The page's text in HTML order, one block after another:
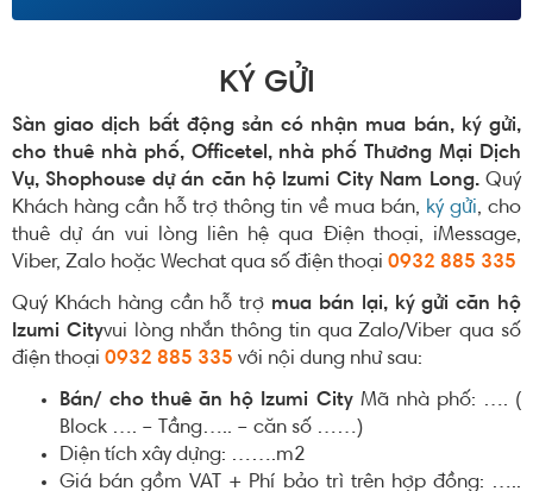
KÝ GỬI
Sàn giao dịch bất động sản có nhận mua bán, ký gửi,
cho thuê nhà phố, Officetel, nhà phố Thương Mại Dịch
Vụ, Shophouse dự án căn hộ Izumi City Nam Long. Quý
Khách hàng cần hỗ trợ thông tin về mua bán, ký gửi, cho
thuê dự án vui lòng liên hệ qua Điện thoại, iMessage,
Viber, Zalo hoặc Wechat qua số điện thoại 0932 885 335
Quý Khách hàng cần hỗ trợ mua bán lại, ký gửi căn hộ
Izumi Cityvui lòng nhắn thông tin qua Zalo/Viber qua số
điện thoại 0932 885 335 với nội dung như sau:
Bán/ cho thuê ăn hộ Izumi City Mã nhà phố: …. (
Block …. – Tầng….. – căn số ……)
Diện tích xây dựng: …….m2
Giá bán gồm VAT + Phí bảo trì trên hợp đồng: …..